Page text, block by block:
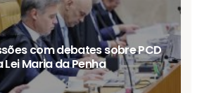
com debates sobre PCD
Maria da Penha